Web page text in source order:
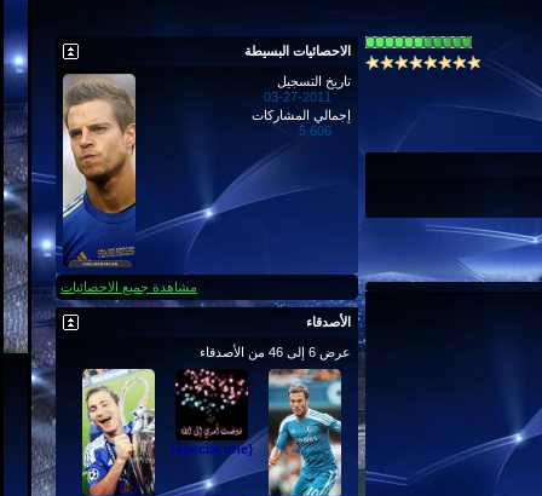
الاحصائيات البسيطة
تاريخ التسجيل
03-27-2011
إجمالي المشاركات
5,606
مشاهدة جميع الاحصائيات
الأصدقاء
عرض 6 إلى 46 من الأصدقاء
{special one}